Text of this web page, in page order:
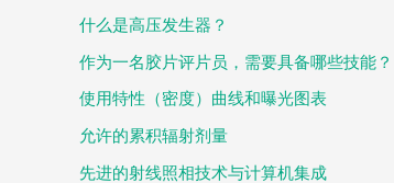
什么是高压发生器？
作为一名胶片评片员，需要具备哪些技能？
使用特性（密度）曲线和曝光图表
允许的累积辐射剂量
先进的射线照相技术与计算机集成